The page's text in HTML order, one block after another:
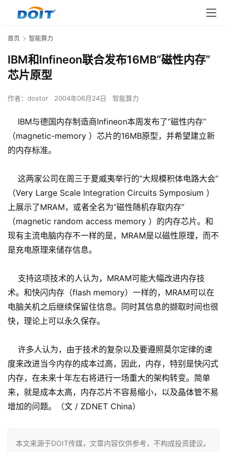
首页 智能算力
IBM和Infineon联合发布16MB“磁性内存”
芯片原型
作者： dostor 2004年06月24日 智能算力
IBM与德国内存制造商Infineon本周发布了“磁性内存”
（magnetic-memory ）芯片的16MB原型，并希望建立新
的内存标准。
这两家公司在周三于夏威夷举行的“大规模积体电路大会”
（Very Large Scale Integration Circuits Symposium ）
上展示了MRAM，或者全名为“磁性随机存取内存”
（magnetic random access memory ）的内存芯片。和
现有主流电脑内存不一样的是，MRAM是以磁性原理，而不
是充电原理来储存信息。
支持这项技术的人认为，MRAM可能大幅改进内存技
术。和快闪内存（flash memory）一样的，MRAM可以在
电脑关机之后继续保留住信息。同时其信息的撷取时间也很
快，理论上可以永久保存。
许多人认为，由于技术的复杂以及要遵照莫尔定律的速
度来改进当今内存的成本过高，因此，内存，特别是快闪式
内存，在未来十年左右将进行一场重大的架构转变。简单
来，就是成本太高，内存芯片不容易缩小，以及晶体管不易
增加的问题。（文 / ZDNET China）
本文来源于DOIT传媒，文章内容仅供参考，不构成投资建议。